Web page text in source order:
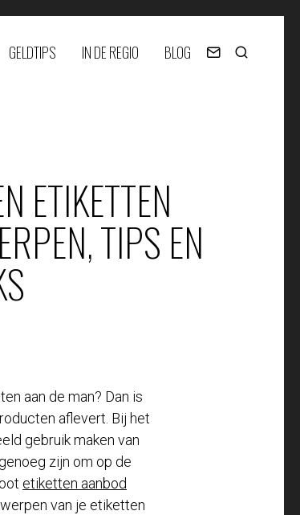
GELDTIPS IN DE REGIO BLOG
ETIKETTEN
TIPS EN
aan de man? Dan is
aflevert. Bij het
gebruik maken van
zijn om op de
etiketten aanbod
van je etiketten